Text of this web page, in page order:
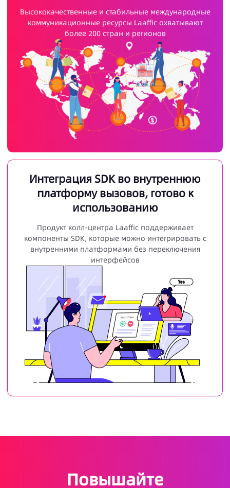
Высококачественные и стабильные международные
коммуникационные ресурсы Laaffic охватывают
более 200 стран и регионов
Интеграция SDK во внутреннюю
платформу вызовов, готово к
использованию
Продукт колл-центра Laaffic поддерживает
компоненты SDK, которые можно интегрировать с
внутренними платформами без переключения
интерфейсов
Повышайте